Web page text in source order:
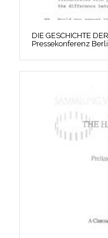
DIE GESCHICHTE
Pressekonferenz